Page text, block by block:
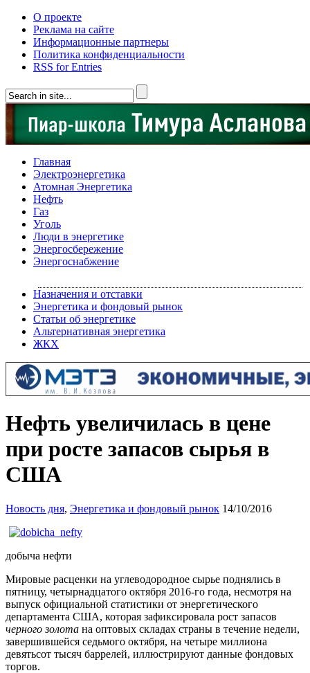
О проекте
Реклама на сайте
Информационные партнеры
Политика конфиденциальности
RSS for Entries
Главная
Электроэнергетика
Атомная Энергетика
Нефть
Газ
Уголь
Люди в энергетике
Энергосбережение
Энергоснабжение
Назначения и отставки
Энергетика и фондовый рынок
Статьи об энергетике
Альтернативная энергетика
ЖКХ
Нефть увеличилась в цене
при росте запасов сырья в
США
Новость дня, Энергетика и фондовый рынок 14/10/2016
добыча нефти
Мировые расценки на углеводородное сырье поднялись в
пятницу, четырнадцатого октября 2016-го года, несмотря на
выпуск официальной статистики от энергетического
департамента США, которая зафиксировала рост запасов
черного золота на оптовых складах страны в течение недели,
завершившейся седьмого октября, на четыре миллиона
девятьсот тысяч баррелей, иллюстрируют данные фондовых
торгов.